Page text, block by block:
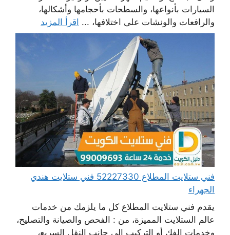
السيارات بأنواعها، والسطحات بأحجامها وأشكالها،
والرافعات والونشات على اختلافها، ... اقرأ المزيد
فني ستلايت المطلاع 52227330 فني ستلايت هندي
الجهراء
يقدم فني ستلايت المطلاع كل ما يلزمك من خدمات
عالم الستلايت المميزة، من : الفحص والصيانة والتصليح،
وخدمات الفك أو التركيب إلى جانب النقل السريع،